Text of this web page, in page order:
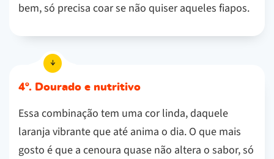
bem, só precisa coar se não quiser aqueles fiapos.
4º. Dourado e nutritivo
Essa combinação tem uma cor linda, daquele
laranja vibrante que até anima o dia. O que mais
gosto é que a cenoura quase não altera o sabor, só